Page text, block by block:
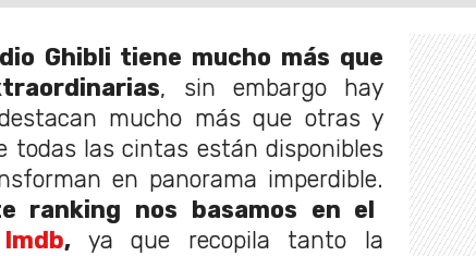
Ghibli tiene mucho más que
, sin embargo hay
mucho más que otras y
todas las cintas están disponibles
en panorama imperdible.
ranking nos basamos en el
Imdb, ya que recopila tanto la